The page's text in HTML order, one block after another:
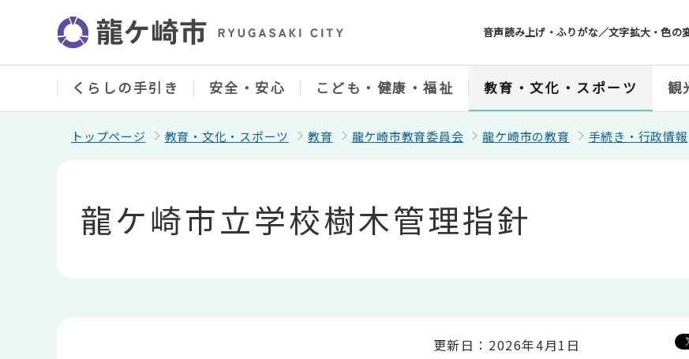
ジ
音声読み上げ・ふりがな／文字拡大・色の
くらしの手引き 安全・安心 こども・健康・福祉 教育・文化・スポーツ 観
トップページ 教育・文化・スポーツ 教育 龍ケ崎市教育委員会 龍ケ崎市の教育 手続き・行政情報
龍ケ崎市立学校樹木管理指針
更新日：2026年4月1日